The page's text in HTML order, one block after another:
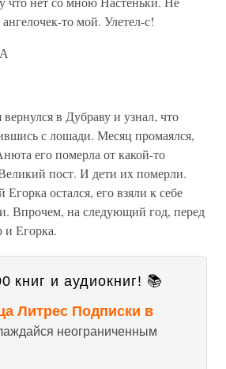
то мой. Улетел-с!
в Дубраву и узнал, что
с лошади. Месяц промаялся,
его померла от какой-то
пост. И дети их померли.
остался, его взяли к себе
Впрочем, на следующий год, перед
и Егорка.
книг и аудиокниг! 📚
Литрес Подписки в
неограниченным